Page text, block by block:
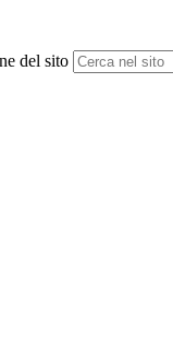
del sito